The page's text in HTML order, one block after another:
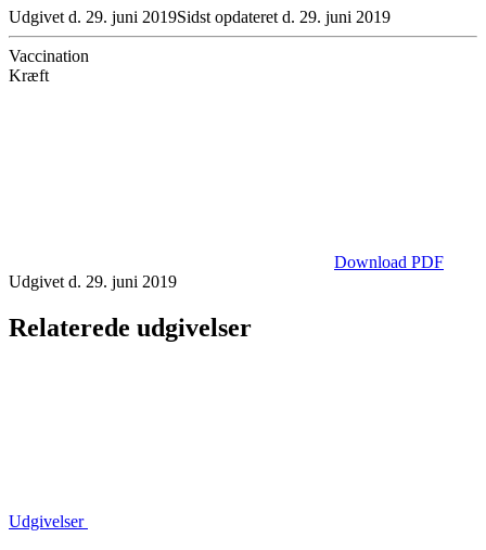
Udgivet d. 29. juni 2019Sidst opdateret d. 29. juni 2019
Vaccination
Kræft
Download PDF
Udgivet d. 29. juni 2019
Relaterede udgivelser
Udgivelser